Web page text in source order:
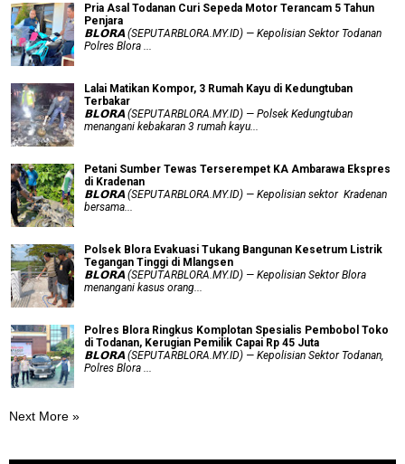
Pria Asal Todanan Curi Sepeda Motor Terancam 5 Tahun
Penjara
𝗕𝗟𝗢𝗥𝗔 (SEPUTARBLORA.MY.ID) — Kepolisian Sektor Todanan
Polres Blora ...
Lalai Matikan Kompor, 3 Rumah Kayu di Kedungtuban
Terbakar
𝗕𝗟𝗢𝗥𝗔 (SEPUTARBLORA.MY.ID) — Polsek Kedungtuban
menangani kebakaran 3 rumah kayu...
Petani Sumber Tewas Terserempet KA Ambarawa Ekspres
di Kradenan
𝗕𝗟𝗢𝗥𝗔 (SEPUTARBLORA.MY.ID) — Kepolisian sektor Kradenan
bersama...
Polsek Blora Evakuasi Tukang Bangunan Kesetrum Listrik
Tegangan Tinggi di Mlangsen
𝗕𝗟𝗢𝗥𝗔 (SEPUTARBLORA.MY.ID) — Kepolisian Sektor Blora
menangani kasus orang...
Polres Blora Ringkus Komplotan Spesialis Pembobol Toko
di Todanan, Kerugian Pemilik Capai Rp 45 Juta
𝗕𝗟𝗢𝗥𝗔 (SEPUTARBLORA.MY.ID) — Kepolisian Sektor Todanan,
Polres Blora ...
Next More »